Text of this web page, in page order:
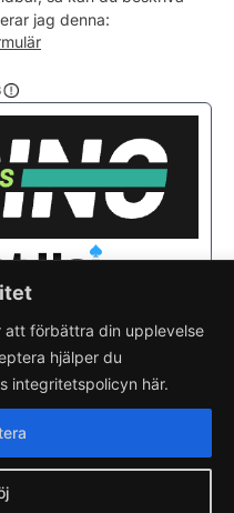
att förbättra din upplevelse
hjälper du
integritetspolicyn här.
11:00 - 21:00
12:00 - 21:00
jag denna:
Lägg till pizzeria.
hemsida